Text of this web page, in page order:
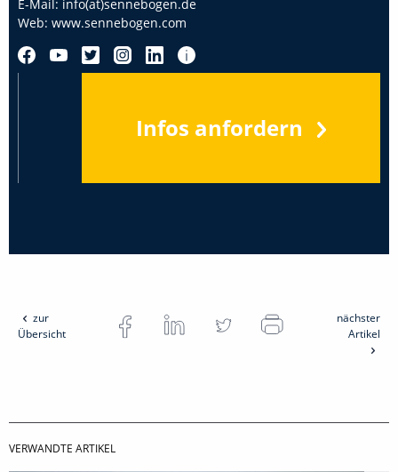
E-Mail: info(at)sennebogen.de
Web: www.sennebogen.com
Infos anfordern
zur
Übersicht
nächster
Artikel
VERWANDTE ARTIKEL